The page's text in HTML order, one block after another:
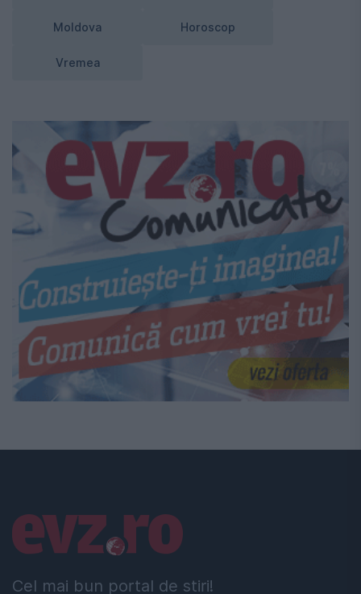
Moldova Horoscop
Vremea
Cel mai bun portal de stiri!
Linkuri utile